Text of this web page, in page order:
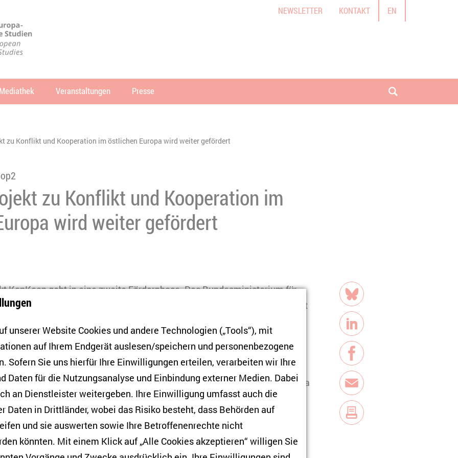
NEWSLETTER KONTAKT EN
Mediathek Veranstaltungen Presse Suche öffnen
zu Konflikt und Kooperation im östlichen Europa wird weiter gefördert
zu Konflikt und Kooperation im
wird weiter gefördert
KonKoop geht in eine zweite Förderphase. Das Bundesministerium für
und Raumfahrt hat zugesagt, das am ZOiS koordinierte Verbundprojekt
zu fördern.
Projekt mit dem vollen Titel „Konflikt und Kooperation im östlichen
Neukonfiguration politischer, ökonomischer und sozialer Räume seit
Krieges“ daran, die Friedens- und Konfliktforschung zum östlichen Europa
Kaukasus und Zentralasien) weiterzuentwickeln, international
Forschungseinrichtungen in Deutschland und darüber hinaus
KonKoop2 strebt an, die begonnenen Maßnahmen fortzuführen.
Strukturen auf, die in der ersten Förderphase geschaffen wurden.
Teilen
Bluesky
LinkedIn
Facebook
E-Mail
unserer Website Cookies und andere Technologien („Tools“), mit
auf Ihrem Endgerät auslesen/speichern und personenbezogene
Sofern Sie uns hierfür Ihre Einwilligungen erteilen, verarbeiten wir Ihre
Daten für die Nutzungsanalyse und Einbindung externer Medien. Dabei
an Dienstleister weitergeben. Ihre Einwilligung umfasst auch die
Daten in Drittländer, wobei das Risiko besteht, dass Behörden auf
und sie auswerten sowie Ihre Betroffenenrechte nicht
könnten. Mit einem Klick auf „Alle Cookies akzeptieren“ willigen Sie